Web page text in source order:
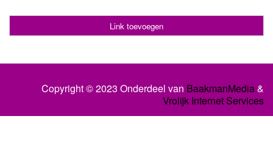
Link toevoegen
Copyright © 2023 Onderdeel van BaakmanMedia&
Vrolijk Internet Services